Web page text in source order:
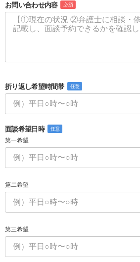
お問い合わせ内容 必須
折り返し希望時間帯 任意
面談希望日時 任意
第一希望
第二希望
第三希望